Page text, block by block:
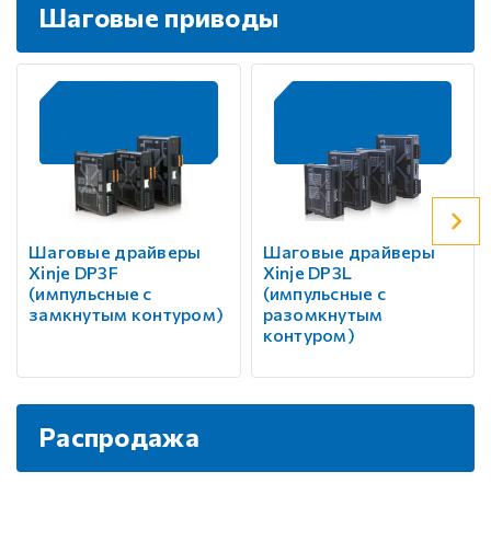
Шаговые приводы
Шаговые драйверы
Xinje DP3F
(импульсные с
замкнутым контуром)
Шаговые драйверы
Xinje DP3L
(импульсные с
разомкнутым
контуром)
Распродажа